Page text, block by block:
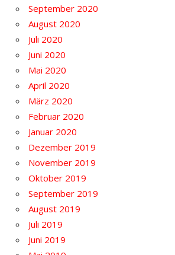
September 2020
August 2020
Juli 2020
Juni 2020
Mai 2020
April 2020
März 2020
Februar 2020
Januar 2020
Dezember 2019
November 2019
Oktober 2019
September 2019
August 2019
Juli 2019
Juni 2019